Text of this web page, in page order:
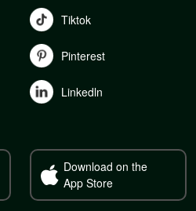
Tiktok
Pinterest
Linkedln
Download on the
App Store